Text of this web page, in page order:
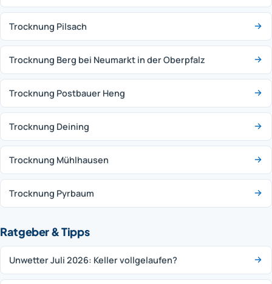
Trocknung Pilsach
Trocknung Berg bei Neumarkt in der Oberpfalz
Trocknung Postbauer Heng
Trocknung Deining
Trocknung Mühlhausen
Trocknung Pyrbaum
Ratgeber & Tipps
Unwetter Juli 2026: Keller vollgelaufen?